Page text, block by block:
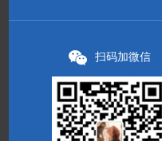
扫码加微信